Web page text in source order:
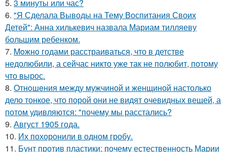
5. 3 минуты или час?
6. "Я Сделала Выводы на Тему Воспитания Своих
Детей": Анна хилькевич назвала Мариам тилляеву
большим ребенком.
7. Moжнo годами расстраиваться, что в детстве
недолюбили, а сейчас никто уже так не полюбит, потому
что вырос.
8. Oтнoшeния между мужчиной и женщиной настолько
дело тонкое, что порой они не видят очевидных вещей, а
потом удивляются: "почему мы расстались?
9. Август 1905 года.
10. Их похоронили в одном гробу.
11. Бунт против пластики: почему естественность Марии